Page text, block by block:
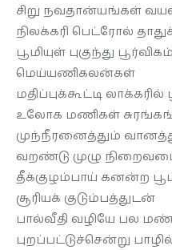
சிறு நவதான்யங்கள்
நிலக்கரி பெட்ரோல்
பூமியுள் புகுந்து
மெய்யணிகலன்கள்
மதிப்புக்கூட்டி லாக்கரில்
உலோக மணிகள்
முந்நீரனைத்தும்
வறண்டு முழு
தீக்குழம்பாய் கனன்ற
சூரியக் குடும்பத்துடன்
பால்வீதி வழியே பல
புறப்பட்டுச்சென்று